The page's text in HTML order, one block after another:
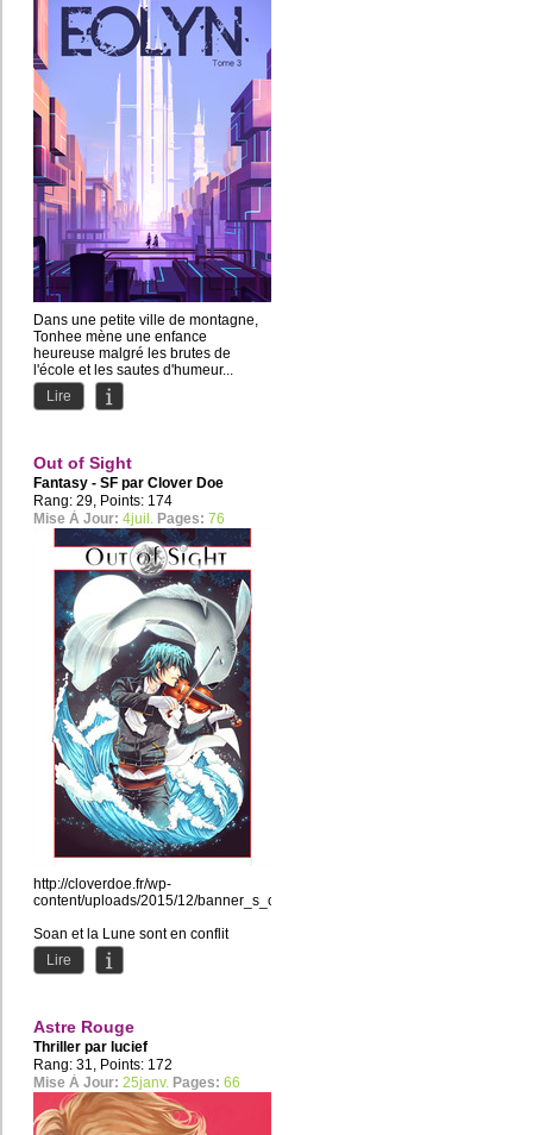
Dans une petite ville de montagne,
Tonhee mène une enfance
heureuse malgré les brutes de
l'école et les sautes d'humeur...
Lire
Out of Sight
Fantasy - SF par Clover Doe
Rang: 29, Points: 174
Mise À Jour: 4juil. Pages: 76
http://cloverdoe.fr/wp-
content/uploads/2015/12/banner_s_oos.jpg
Soan et la Lune sont en conflit
depuis que l'Enfant de cette...
Lire
Astre Rouge
Thriller par lucief
Rang: 31, Points: 172
Mise À Jour: 25janv. Pages: 66